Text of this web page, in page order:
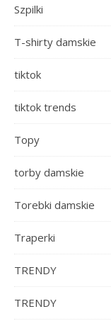
Szpilki
T-shirty damskie
tiktok
tiktok trends
Topy
torby damskie
Torebki damskie
Traperki
TRENDY
TRENDY